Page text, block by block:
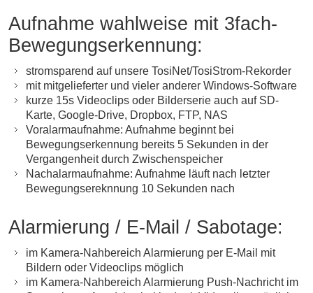
Aufnahme wahlweise mit 3fach-
Bewegungserkennung:
stromsparend auf unsere TosiNet/TosiStrom-Rekorder
mit mitgelieferter und vieler anderer Windows-Software
kurze 15s Videoclips oder Bilderserie auch auf SD-
Karte, Google-Drive, Dropbox, FTP, NAS
Voralarmaufnahme: Aufnahme beginnt bei
Bewegungserkennung bereits 5 Sekunden in der
Vergangenheit durch Zwischenspeicher
Nachalarmaufnahme: Aufnahme läuft nach letzter
Bewegungsereknnung 10 Sekunden nach
Alarmierung / E-Mail / Sabotage:
im Kamera-Nahbereich Alarmierung per E-Mail mit
Bildern oder Videoclips möglich
im Kamera-Nahbereich Alarmierung Push-Nachricht im